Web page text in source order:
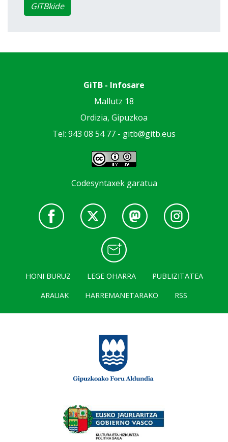
GITBkide
GiTB - Infosare
Mallutz 18
Ordizia, Gipuzkoa
Tel: 943 08 54 77 - gitb@gitb.eus
Codesyntaxek garatua
HONI BURUZ LEGE OHARRA
PUBLIZITATEA
ARAUAK
HARREMANETARAKO RSS